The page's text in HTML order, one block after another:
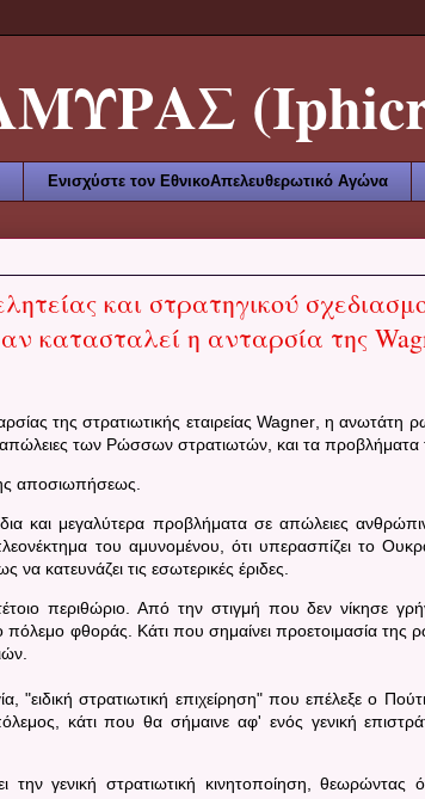
Ενισχύστε τον ΕθνικοΑπελευθερωτικό Αγώνα
και στρατηγικού
κατασταλεί η ανταρσία της
της στρατιωτικής εταιρείας Wagner, η ανωτάτη
απώλειες των Ρώσσων στρατιωτών, και τα προβλήματα
αποσιωπήσεως.
και μεγαλύτερα προβλήματα σε απώλειες
του αμυνομένου, ότι υπερασπίζει το
κατευνάζει τις εσωτερικές έριδες.
περιθώριο. Από την στιγμή που δεν νίκησε
φθοράς. Κάτι που σημαίνει προετοιμασία της
"ειδική στρατιωτική επιχείρηση" που επέλεξε ο
κάτι που θα σήμαινε αφ' ενός γενική
γενική στρατιωτική κινητοποίηση, θεωρώντας